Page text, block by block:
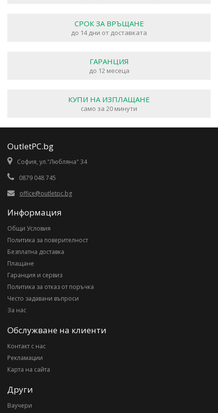
СРОК ЗА ВРЪЩАНЕ
до 14 дни от доставката
ГАРАНЦИЯ
до 12 месеца
КУПИ НА ИЗПЛАЩАНЕ
само за 20 минути
OutletPC.bg
София, ул."Любляна" 34
0879 048 745
office@outletpc.bg
Информация
Общи Условия
Политика за поверителност
Безплатна доставка
Плащане
Гаранция и сервиз
Политика за отказ от поръчка
Често задавани въпроси
За нас
Обслужване на клиенти
Контакт с нас
Рекламации
Карта на сайта
Други
Ваучери